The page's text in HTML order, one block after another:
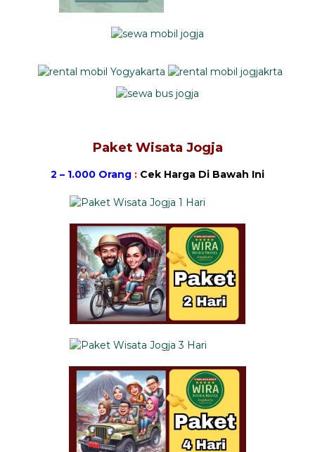
Paket Wisata Jogja
2 – 1.000 Orang : Cek Harga Di Bawah Ini